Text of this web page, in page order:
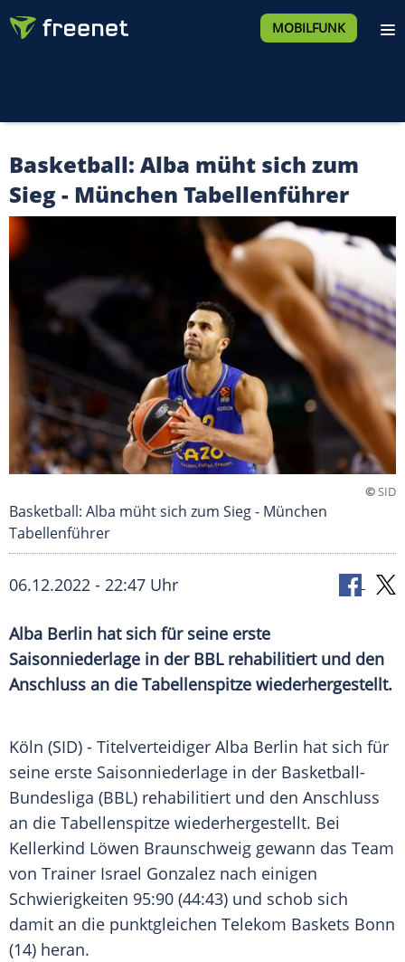
MOBILFUNK
Basketball: Alba müht sich zum
Sieg - München Tabellenführer
©SID
Basketball: Alba müht sich zum Sieg - München
Tabellenführer
06.12.2022 - 22:47 Uhr
Alba Berlin hat sich für seine erste
Saisonniederlage in der BBL rehabilitiert und den
Anschluss an die Tabellenspitze wiederhergestellt.
Köln (SID) - Titelverteidiger Alba Berlin hat sich für
seine erste Saisonniederlage in der Basketball-
Bundesliga (BBL) rehabilitiert und den Anschluss
an die Tabellenspitze wiederhergestellt. Bei
Kellerkind Löwen Braunschweig gewann das Team
von Trainer Israel Gonzalez nach einigen
Schwierigkeiten 95:90 (44:43) und schob sich
damit an die punktgleichen Telekom Baskets Bonn
(14) heran.